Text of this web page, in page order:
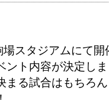
場スタジアムにて
ント内容が決定し
まる試合はもちろ